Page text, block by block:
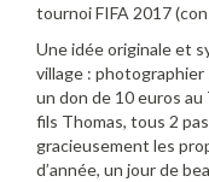
tournoi FIFA 2017
Une idée originale et
village : photographier
un don de 10 euros
fils Thomas, tous 2
gracieusement les
d’année, un jour de